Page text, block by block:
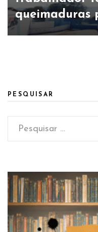
queimaduras
PESQUISAR
Pesquisar
por: